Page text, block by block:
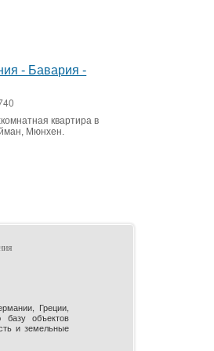
- Бавария -
квартира в
Мюнхен.
Греции,
объектов
и земельные